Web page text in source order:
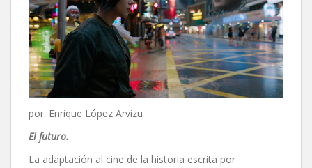
por: Enrique López Arvizu
El futuro.
La adaptación al cine de la historia escrita por